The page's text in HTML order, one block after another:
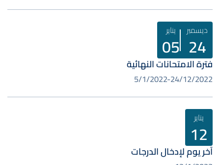
ديسمبر
24
يناير
05
فترة الامتحانات النهائية
24/12/2022
5/1/2022
يناير
12
آخر يوم لإدخال الدرجات